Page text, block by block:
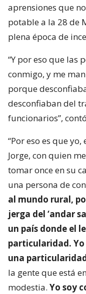
aprensiones que
potable a la 28 de
plena época de
“Y por eso que las
conmigo, y me
porque
desconfiaban del
funcionarios”,
“Por eso es que
Jorge, con quien
tomar once en su
una persona de
al mundo rural,
jerga del ‘andar
un país donde el
particularidad.
una
la gente que está
modestia. Yo soy